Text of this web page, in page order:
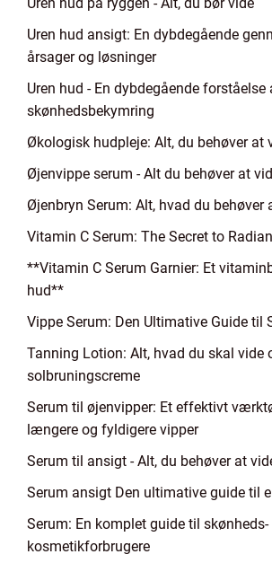
Uren hud ansigt: En dybdegående
årsager og løsninger
Uren hud - En dybdegående
skønhedsbekymring
Økologisk hudpleje: Alt, du behøver at
Øjenvippe serum - Alt du behøver at
Øjenbryn Serum: Alt, hvad du behøver
Vitamin C Serum: The Secret to
**Vitamin C Serum Garnier: Et
hud**
Vippe Serum: Den Ultimative Guide til
Tanning Lotion: Alt, hvad du skal vide
solbruningscreme
Serum til øjenvipper: Et effektivt
længere og fyldigere vipper
Serum til ansigt - Alt, du behøver at
Serum ansigt Den ultimative guide til
Serum: En komplet guide til skønheds-
kosmetikforbrugere